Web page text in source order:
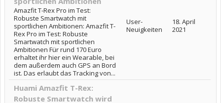
Amazfit T-Rex Pro im Test:
Robuste Smartwatch mit
sportlichen Ambitionen: Amazfit T-
Rex Pro im Test: Robuste
Smartwatch mit sportlichen
Ambitionen Für rund 170 Euro
erhaltet ihr hier ein Wearable, bei
dem außerdem auch GPS an Bord
ist. Das erlaubt das Tracking von...
User-
Neuigkeiten
18. April
2021
Huami Amazfit T-Rex:
Robuste Smartwatch wird